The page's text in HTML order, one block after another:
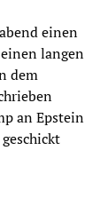
einen
langen
dem
an Epstein